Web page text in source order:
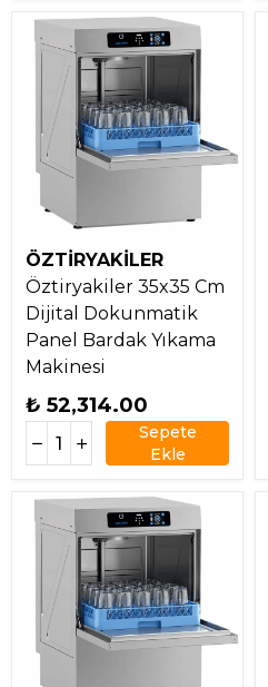
ÖZTİRYAKİLER
Öztiryakiler 35x35 Cm
Dijital Dokunmatik
Panel Bardak Yıkama
Makinesi
₺ 52,314.00
Sepete
Ekle